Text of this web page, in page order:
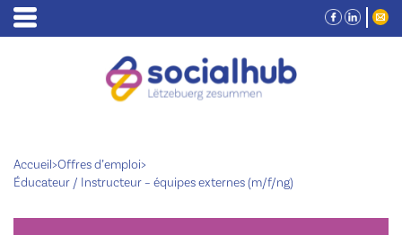
Accueil>Offres d’emploi>
Éducateur / Instructeur – équipes externes (m/f/ng)